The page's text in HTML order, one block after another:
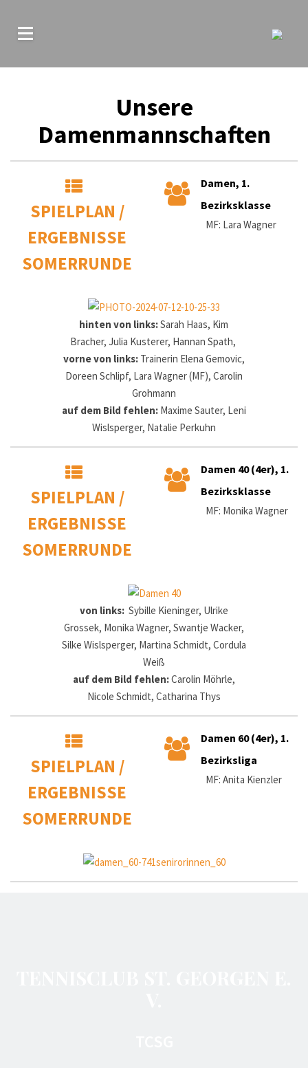
Unsere
Damenmannschaften
SPIELPLAN /
ERGEBNISSE
SOMERRUNDE
Damen, 1.
Bezirksklasse
MF: Lara Wagner
hinten von links:Sarah Haas, Kim
Bracher, Julia Kusterer, Hannan Spath,
vorne von links:Trainerin Elena Gemovic,
Doreen Schlipf, Lara Wagner (MF), Carolin
Grohmann
auf dem Bild fehlen:Maxime Sauter, Leni
Wislsperger, Natalie Perkuhn
SPIELPLAN /
ERGEBNISSE
SOMERRUNDE
Damen 40 (4er), 1.
Bezirksklasse
MF: Monika Wagner
von links: Sybille Kieninger, Ulrike
Grossek, Monika Wagner, Swantje Wacker,
Silke Wislsperger, Martina Schmidt, Cordula
Weiß
auf dem Bild fehlen:Carolin Möhrle,
Nicole Schmidt, Catharina Thys
SPIELPLAN /
ERGEBNISSE
SOMERRUNDE
Damen 60 (4er), 1.
Bezirksliga
MF: Anita Kienzler